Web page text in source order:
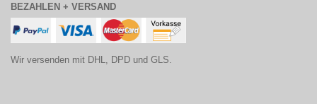
BEZAHLEN + VERSAND
Wir versenden mit DHL, DPD und GLS.